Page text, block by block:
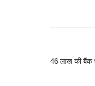
46 लाख की बैंक